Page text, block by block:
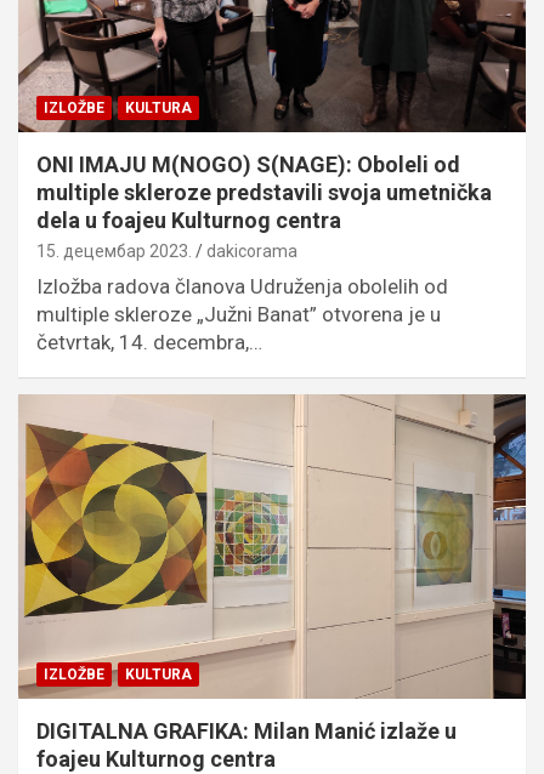
IZLOŽBE KULTURA
ONI IMAJU M(NOGO) S(NAGE): Oboleli od
multiple skleroze predstavili svoja umetnička
dela u foajeu Kulturnog centra
15. децембар 2023. dakicorama
Izložba radova članova Udruženja obolelih od
multiple skleroze „Južni Banat” otvorena je u
četvrtak, 14. decembra,…
IZLOŽBE KULTURA
DIGITALNA GRAFIKA: Milan Manić izlaže u
foajeu Kulturnog centra